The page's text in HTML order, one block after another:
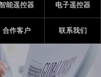
能遥控器 电子遥控器
合作客户 联系我们